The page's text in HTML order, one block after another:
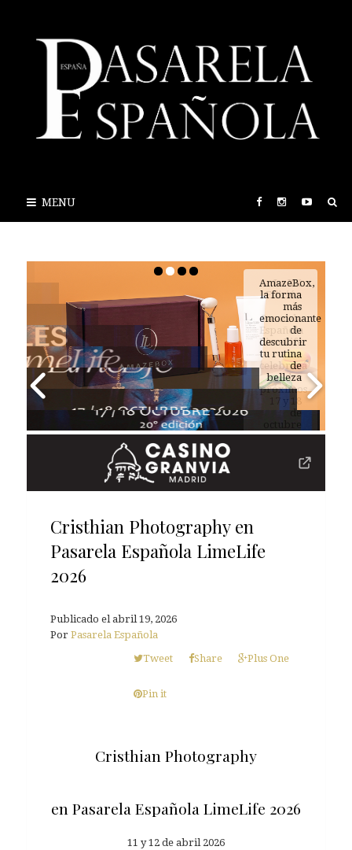
MENU
AmazeBox,
la forma
más
emocionante
de
descubrir
tu rutina
de
belleza
Cristhian Photography en
Pasarela Española LimeLife
2026
Publicado el abril 19, 2026
Por Pasarela Española
Tweet
Share Plus One
Pin it
Cristhian Photography
en Pasarela Española LimeLife 2026
11 y 12 de abril 2026